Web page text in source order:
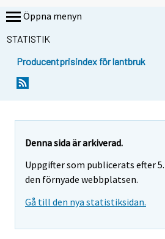
Öppna menyn
STATISTIK
Producentprisindex för lantbruk
Denna sida är arkiverad.
Uppgifter som publicerats efter
den förnyade webbplatsen.
Gå till den nya statistiksidan.